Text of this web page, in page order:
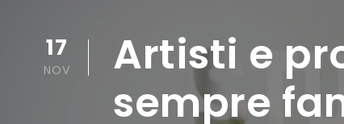
17
NOV
Artisti e
sempre